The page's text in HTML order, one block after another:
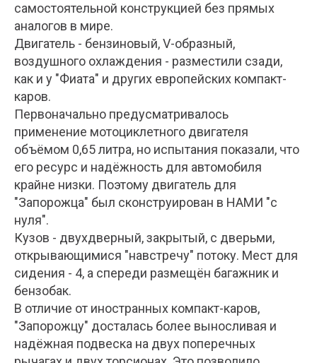
самостоятельной конструкцией без прямых
аналогов в мире.
Двигатель - бензиновый, V-образный,
воздушного охлаждения - разместили сзади,
как и у "Фиата" и других европейских компакт-
каров.
Первоначально предусматривалось
применение мотоциклетного двигателя
объёмом 0,65 литра, но испытания показали, что
его ресурс и надёжность для автомобиля
крайне низки. Поэтому двигатель для
"Запорожца" был сконструирован в НАМИ "с
нуля".
Кузов - двухдверный, закрытый, с дверьми,
открывающимися "навстречу" потоку. Мест для
сидения - 4, а спереди размещён багажник и
бензобак.
В отличие от иностранных компакт-каров,
"Запорожцу" досталась более выносливая и
надёжная подвеска на двух поперечных